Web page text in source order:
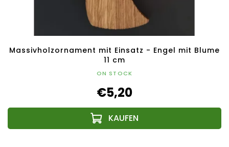
Massivholzornament mit Einsatz - Engel mit Blume
11 cm
ON STOCK
€5,20